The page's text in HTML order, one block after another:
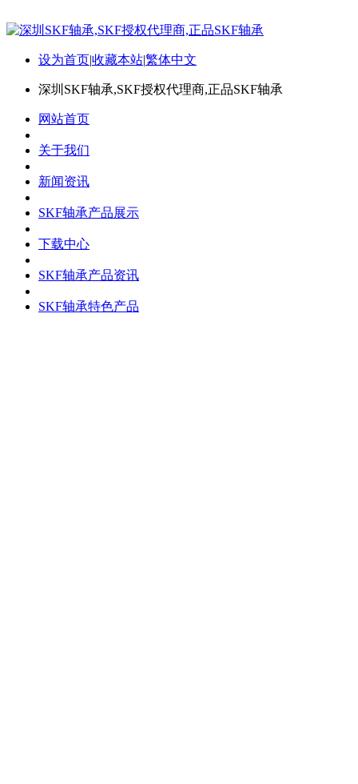
设为首页|收藏本站|繁体中文
深圳SKF轴承,SKF授权代理商,正品SKF轴承
网站首页
关于我们
新闻资讯
SKF轴承产品展示
下载中心
SKF轴承产品资讯
SKF轴承特色产品